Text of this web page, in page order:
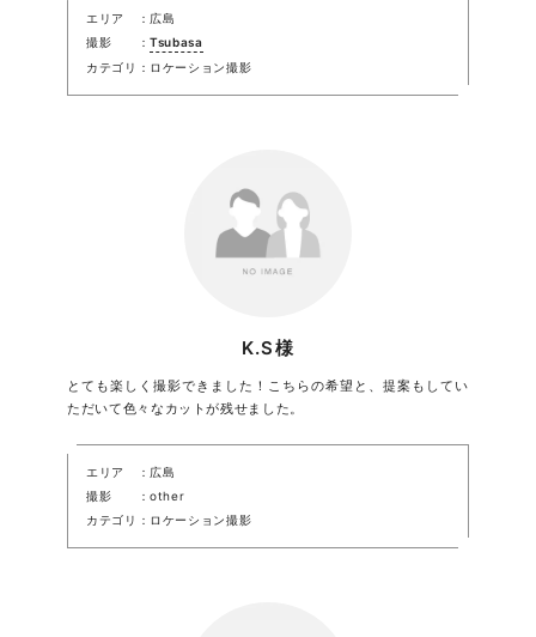
エリア
広島
撮影
Tsubasa
カテゴリ
ロケーション撮影
K.S様
とても楽しく撮影できました！こちらの希望と、提案もしてい
ただいて色々なカットが残せました。
エリア
広島
撮影
other
カテゴリ
ロケーション撮影